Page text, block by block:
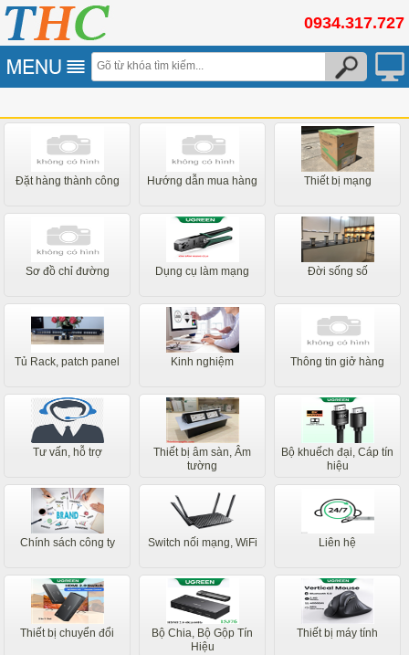
0934.317.727
Đặt hàng thành công Hướng dẫn mua hàng Thiết bị mạng
Sơ đồ chỉ đường Dụng cụ làm mạng Đời sống số
Tủ Rack, patch panel Kinh nghiệm Thông tin giở hàng
Tư vấn, hỗ trợ
Thiết bị âm sàn, Âm
tường
Bộ khuếch đại, Cáp tín
hiệu
Chính sách công ty Switch nối mạng, WiFi Liên hệ
Thiết bị chuyển đổi
Bộ Chia, Bộ Gộp Tín
Hiệu
Thiết bị máy tính